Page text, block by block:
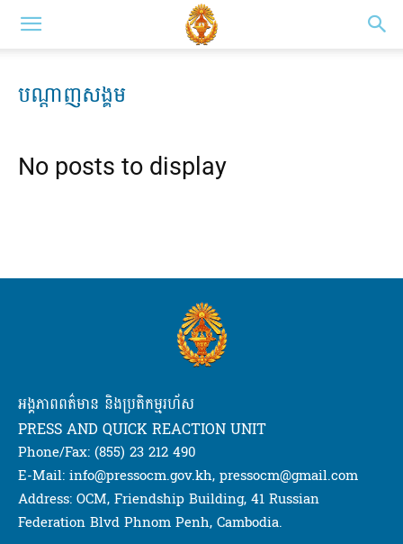
បណ្តាញសង្គម
No posts to display
អង្គភាពពត៌មាន និងប្រតិកម្មរហ័ស
PRESS AND QUICK REACTION UNIT
Phone/Fax: (855) 23 212 490
E-Mail: info@pressocm.gov.kh, pressocm@gmail.com
Address: OCM, Friendship Building, 41 Russian
Federation Blvd Phnom Penh, Cambodia.